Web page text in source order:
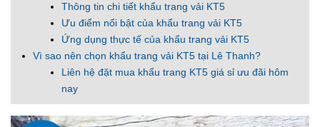
Thông tin chi tiết khẩu trang vải KT5
Ưu điểm nổi bật của khẩu trang vải KT5
Ứng dụng thực tế của khẩu trang vải KT5
Vì sao nên chọn khẩu trang vải KT5 tại Lê Thanh?
Liên hệ đặt mua khẩu trang KT5 giá sỉ ưu đãi hôm
nay